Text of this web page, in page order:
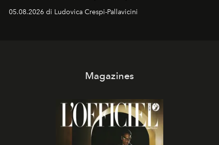
05.08.2026 di Ludovica Crespi-Pallavicini
Magazines